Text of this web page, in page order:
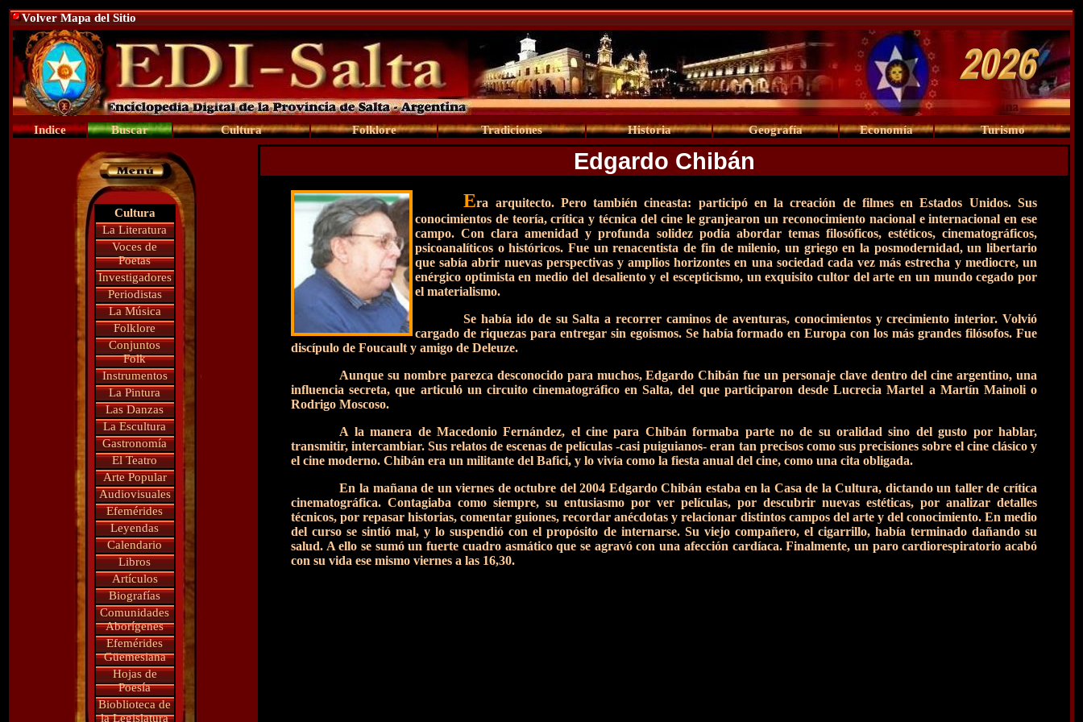
Volver Mapa del Sitio
Indice Buscar Cultura Folklore Tradiciones Historia Geografía Economía Turismo
Cultura
La Literatura
Voces de
Poetas
Investigadores
Periodistas
La Música
Folklore
Conjuntos
Folk
Instrumentos
La Pintura
Las Danzas
La Escultura
Gastronomía
El Teatro
Arte Popular
Audiovisuales
Efemérides
Leyendas
Calendario
Libros
Artículos
Biografías
Comunidades
Aborígenes
Efemérides
Güemesiana
Hojas de
Poesía
Bioblioteca de
la Legislatura
Edgardo Chibán
Era arquitecto. Pero también cineasta: participó en la creación de filmes en Estados Unidos. Sus
conocimientos de teoría, crítica y técnica del cine le granjearon un reconocimiento nacional e internacional en ese
campo. Con clara amenidad y profunda solidez podía abordar temas filosóficos, estéticos, cinematográficos,
psicoanalíticos o históricos. Fue un renacentista de fin de milenio, un griego en la posmodernidad, un libertario
que sabía abrir nuevas perspectivas y amplios horizontes en una sociedad cada vez más estrecha y mediocre, un
enérgico optimista en medio del desaliento y el escepticismo, un exquisito cultor del arte en un mundo cegado por
el materialismo.
Se había ido de su Salta a recorrer caminos de aventuras, conocimientos y crecimiento interior. Volvió
cargado de riquezas para entregar sin egoísmos. Se había formado en Europa con los más grandes filósofos. Fue
discípulo de Foucault y amigo de Deleuze.
Aunque su nombre parezca desconocido para muchos, Edgardo Chibán fue un personaje clave dentro del cine argentino, una
influencia secreta, que articuló un circuito cinematográfico en Salta, del que participaron desde Lucrecia Martel a Martín Mainoli o
Rodrigo Moscoso.
A la manera de Macedonio Fernández, el cine para Chibán formaba parte no de su oralidad sino del gusto por hablar,
transmitir, intercambiar. Sus relatos de escenas de películas -casi puiguianos- eran tan precisos como sus precisiones sobre el cine clásico y
el cine moderno. Chibán era un militante del Bafici, y lo vivía como la fiesta anual del cine, como una cita obligada.
En la mañana de un viernes de octubre del 2004 Edgardo Chibán estaba en la Casa de la Cultura, dictando un taller de crítica
cinematográfica. Contagiaba como siempre, su entusiasmo por ver películas, por descubrir nuevas estéticas, por analizar detalles
técnicos, por repasar historias, comentar guiones, recordar anécdotas y relacionar distintos campos del arte y del conocimiento. En medio
del curso se sintió mal, y lo suspendió con el propósito de internarse. Su viejo compañero, el cigarrillo, había terminado dañando su
salud. A ello se sumó un fuerte cuadro asmático que se agravó con una afección cardíaca. Finalmente, un paro cardiorespiratorio acabó
con su vida ese mismo viernes a las 16,30.